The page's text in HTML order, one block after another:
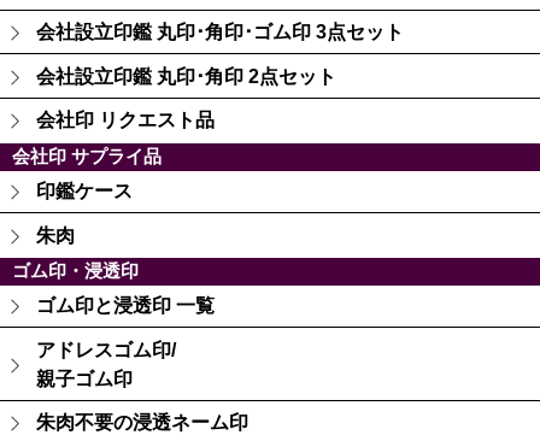
会社設立印鑑 丸印･角印･ゴム印 3点セット
会社設立印鑑 丸印･角印 2点セット
会社印 リクエスト品
会社印 サプライ品
印鑑ケース
朱肉
ゴム印・浸透印
ゴム印と浸透印 一覧
アドレスゴム印/
親子ゴム印
朱肉不要の浸透ネーム印